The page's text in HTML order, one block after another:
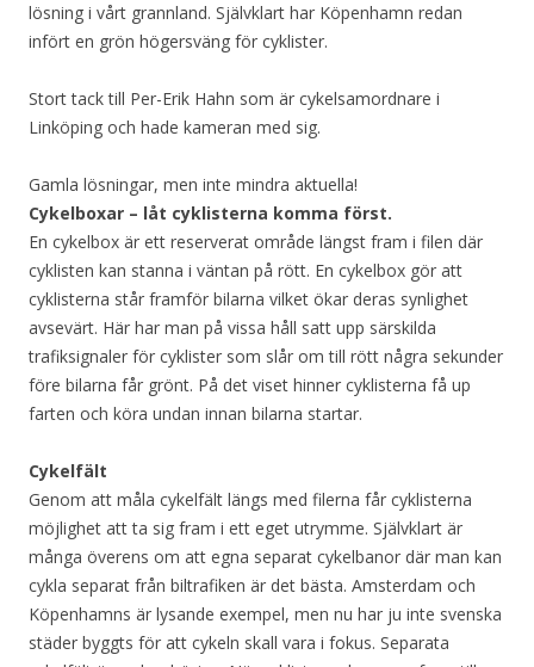
lösning i vårt grannland. Självklart har Köpenhamn redan
infört en grön högersväng för cyklister.
Stort tack till Per-Erik Hahn som är cykelsamordnare i
Linköping och hade kameran med sig.
Gamla lösningar, men inte mindra aktuella!
Cykelboxar – låt cyklisterna komma först.
En cykelbox är ett reserverat område längst fram i filen där
cyklisten kan stanna i väntan på rött. En cykelbox gör att
cyklisterna står framför bilarna vilket ökar deras synlighet
avsevärt. Här har man på vissa håll satt upp särskilda
trafiksignaler för cyklister som slår om till rött några sekunder
före bilarna får grönt. På det viset hinner cyklisterna få up
farten och köra undan innan bilarna startar.
Cykelfält
Genom att måla cykelfält längs med filerna får cyklisterna
möjlighet att ta sig fram i ett eget utrymme. Självklart är
många överens om att egna separat cykelbanor där man kan
cykla separat från biltrafiken är det bästa. Amsterdam och
Köpenhamns är lysande exempel, men nu har ju inte svenska
städer byggts för att cykeln skall vara i fokus. Separata